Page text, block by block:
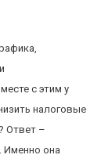
с этим у
налоговые
Ответ –
Именно она